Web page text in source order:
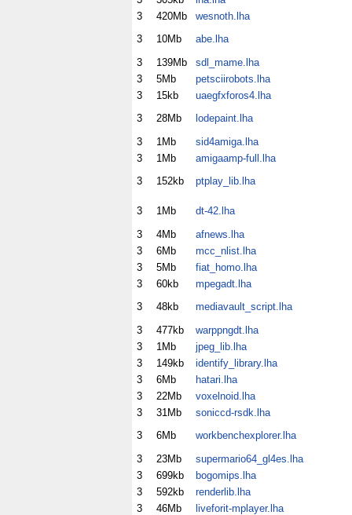
3
420Mb
wesnoth.lha
3
10Mb
abe.lha
3
139Mb
sdl_mame.lha
3
5Mb
petsciirobots.lha
3
15kb
uaegfxforos4.lha
3
28Mb
lodepaint.lha
3
1Mb
sid4amiga.lha
3
1Mb
amigaamp-full.lha
3
152kb ptplay_lib.lha
3 1Mb
dt-42.lha
3
4Mb
afnews.lha
3
6Mb
mcc_nlist.lha
3
5Mb
fiat_homo.lha
3
60kb
mpegadt.lha
3
48kb
mediavault_script.lha
3
477kb
warppngdt.lha
3
1Mb
jpeg_lib.lha
3
149kb
identify_library.lha
3
6Mb
hatari.lha
3
22Mb
voxelnoid.lha
3
31Mb
soniccd-rsdk.lha
3
6Mb
workbenchexplorer.lha
3
23Mb
supermario64_gl4es.lha
3
699kb
bogomips.lha
3
592kb
renderlib.lha
3
46Mb
liveforit-mplayer.lha